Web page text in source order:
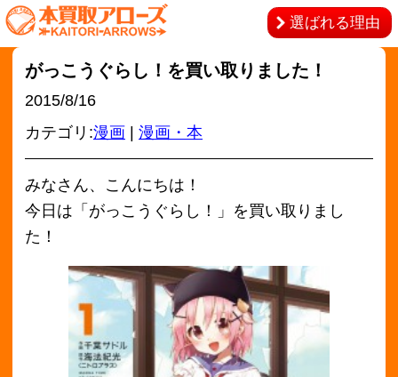
選ばれる理由
がっこうぐらし！を買い取りました！
2015/8/16
カテゴリ:漫画|
みなさん、こんにちは！